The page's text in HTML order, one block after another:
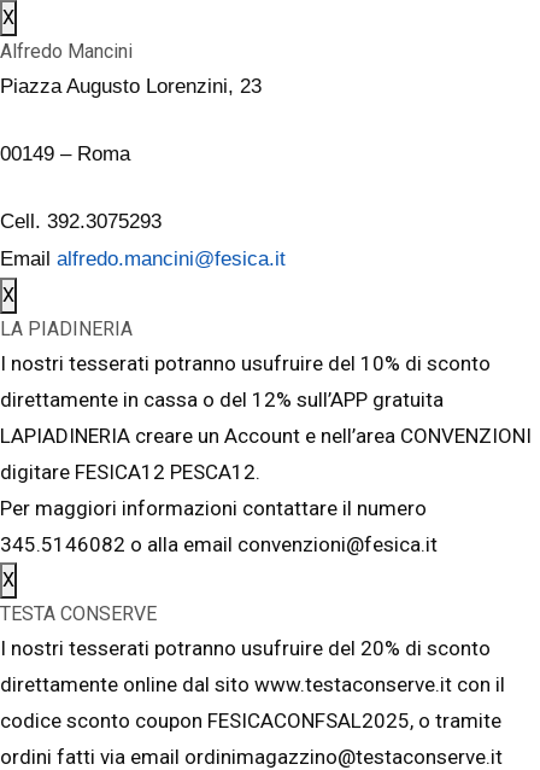
X
Alfredo Mancini
Piazza Augusto Lorenzini, 23
00149 – Roma
Cell. 392.3075293
Email alfredo.mancini@fesica.it
X
LA PIADINERIA
I nostri tesserati potranno usufruire del 10% di sconto
direttamente in cassa o del 12% sull’APP gratuita
LAPIADINERIA creare un Account e nell’area CONVENZIONI
digitare FESICA12 PESCA12.
Per maggiori informazioni contattare il numero
345.5146082 o alla email convenzioni@fesica.it
X
TESTA CONSERVE
I nostri tesserati potranno usufruire del 20% di sconto
direttamente online dal sito www.testaconserve.it con il
codice sconto coupon FESICACONFSAL2025, o tramite
ordini fatti via email ordinimagazzino@testaconserve.it